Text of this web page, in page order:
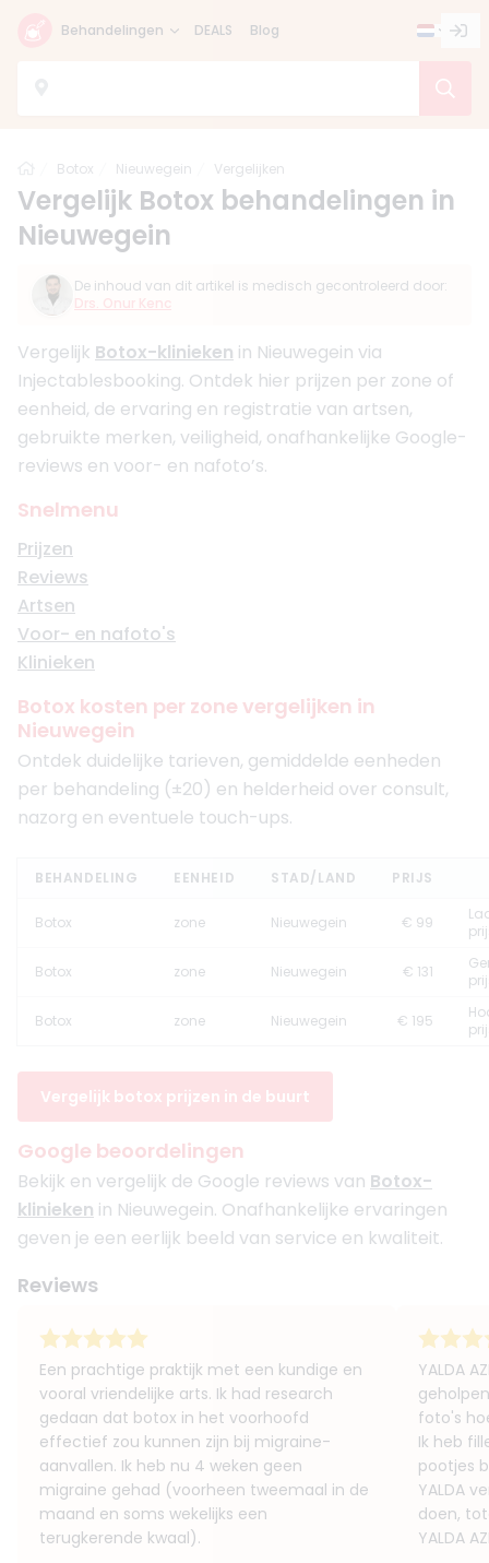
Behandelingen DEALS Blog
Home
Botox Nieuwegein Vergelijken
Vergelijk Botox behandelingen in
Nieuwegein
De inhoud van dit artikel is medisch gecontroleerd door:
Drs. Onur Kenc
Vergelijk Botox-klinieken in Nieuwegein via
Injectablesbooking. Ontdek hier prijzen per zone of
eenheid, de ervaring en registratie van artsen,
gebruikte merken, veiligheid, onafhankelijke Google-
reviews en voor- en nafoto’s.
Snelmenu
Prijzen
Reviews
Artsen
Voor- en nafoto's
Klinieken
Botox kosten per zone vergelijken in
Nieuwegein
Ontdek duidelijke tarieven, gemiddelde eenheden
per behandeling (±20) en helderheid over consult,
nazorg en eventuele touch-ups.
BEHANDELING EENHEID STAD/LAND PRIJS
Botox zone Nieuwegein € 99
Botox zone Nieuwegein € 131
Botox zone Nieuwegein € 195
Vergelijk botox prijzen in de buurt
Google beoordelingen
Bekijk en vergelijk de Google reviews van Botox-
klinieken in Nieuwegein. Onafhankelijke ervaringen
geven je een eerlijk beeld van service en kwaliteit.
Reviews
Een prachtige praktijk met een kundige en
vooral vriendelijke arts. Ik had research
gedaan dat botox in het voorhoofd
effectief zou kunnen zijn bij migraine-
aanvallen. Ik heb nu 4 weken geen
migraine gehad (voorheen tweemaal in de
maand en soms wekelijks een
terugkerende kwaal).
YALDA
foto's
Ik heb
pootjes
YALDA
doen,
YALDA